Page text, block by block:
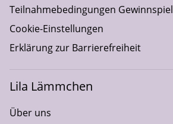
Teilnahmebedingungen Gewinnspiel
Cookie-Einstellungen
Erklärung zur Barrierefreiheit
Lila Lämmchen
Über uns